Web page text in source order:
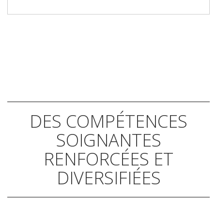
DES COMPÉTENCES
SOIGNANTES
RENFORCÉES ET
DIVERSIFIÉES